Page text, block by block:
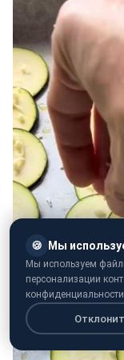
🍪 Мы
Мы используем
персонализации